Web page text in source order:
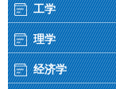
工学
理学
经济学